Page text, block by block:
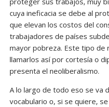
cuya ineficacia se debe al
que elevan los costos del
trabajadores de países
mayor pobreza. Este tipo de
llamarlos así por cortesía o
presenta el neoliberalismo.
A lo largo de todo eso se va
vocabulario o, si se quiere,